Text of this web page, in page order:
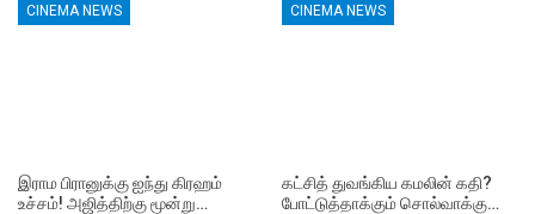
CINEMA NEWS
இராம பிரானுக்கு ஐந்து கிரஹம்
உச்சம்! அஜித்திற்கு மூன்று…
CINEMA NEWS
கட்சித் துவங்கிய கமலின் கதி?
போட்டுத்தாக்கும் சொல்வாக்கு…